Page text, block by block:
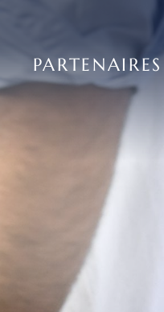
PARTENAIRES